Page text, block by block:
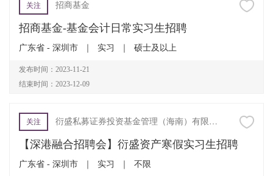
关注 招商基金
招商基金-基金会计日常实习生招聘
广东省 - 深圳市 实习 硕士及以上
发布时间：2023-11-21
结束时间：2023-12-09
关注 衍盛私募证券投资基金管理（海南）有限公司
【深港融合招聘会】衍盛资产寒假实习生招聘
广东省 - 深圳市 实习 不限